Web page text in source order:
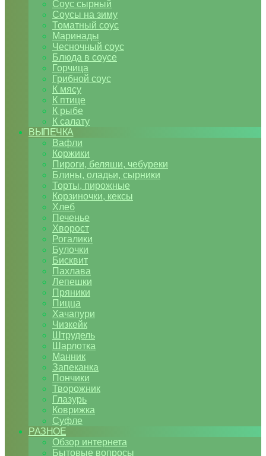
Соус сырный
Соусы на зиму
Томатный соус
Маринады
Чесночный соус
Блюда в соусе
Горчица
Грибной соус
К мясу
К птице
К рыбе
К салату
ВЫПЕЧКА
Вафли
Коржики
Пироги, беляши, чебуреки
Блины, оладьи, сырники
Торты, пирожные
Корзиночки, кексы
Хлеб
Печенье
Хворост
Рогалики
Булочки
Бисквит
Пахлава
Лепешки
Пряники
Пицца
Хачапури
Чизкейк
Штрудель
Шарлотка
Манник
Запеканка
Пончики
Творожник
Глазурь
Коврижка
Суфле
РАЗНОЕ
Обзор интернета
Бытовые вопросы